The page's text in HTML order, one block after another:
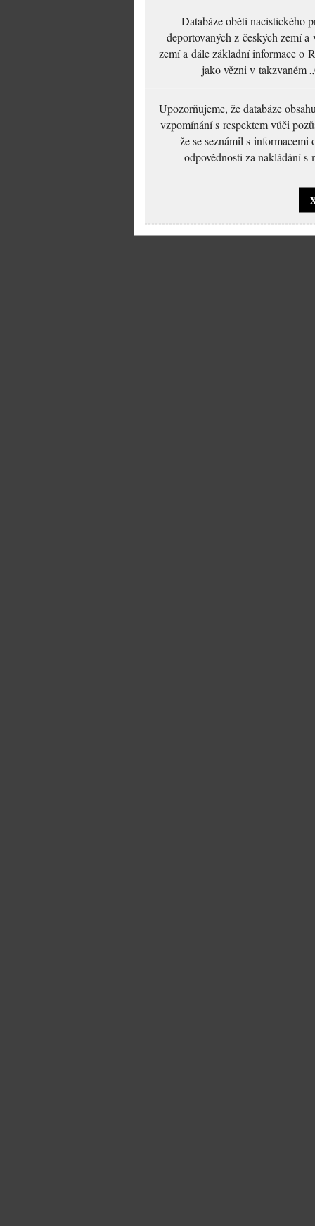
Databáze obětí nacistického
deportovaných z českých zemí
zemí a dále základní informace o
jako vězni v takzvaném
Upozorňujeme, že databáze
vzpomínání s respektem vůči
že se seznámil s
odpovědnosti za nakládání